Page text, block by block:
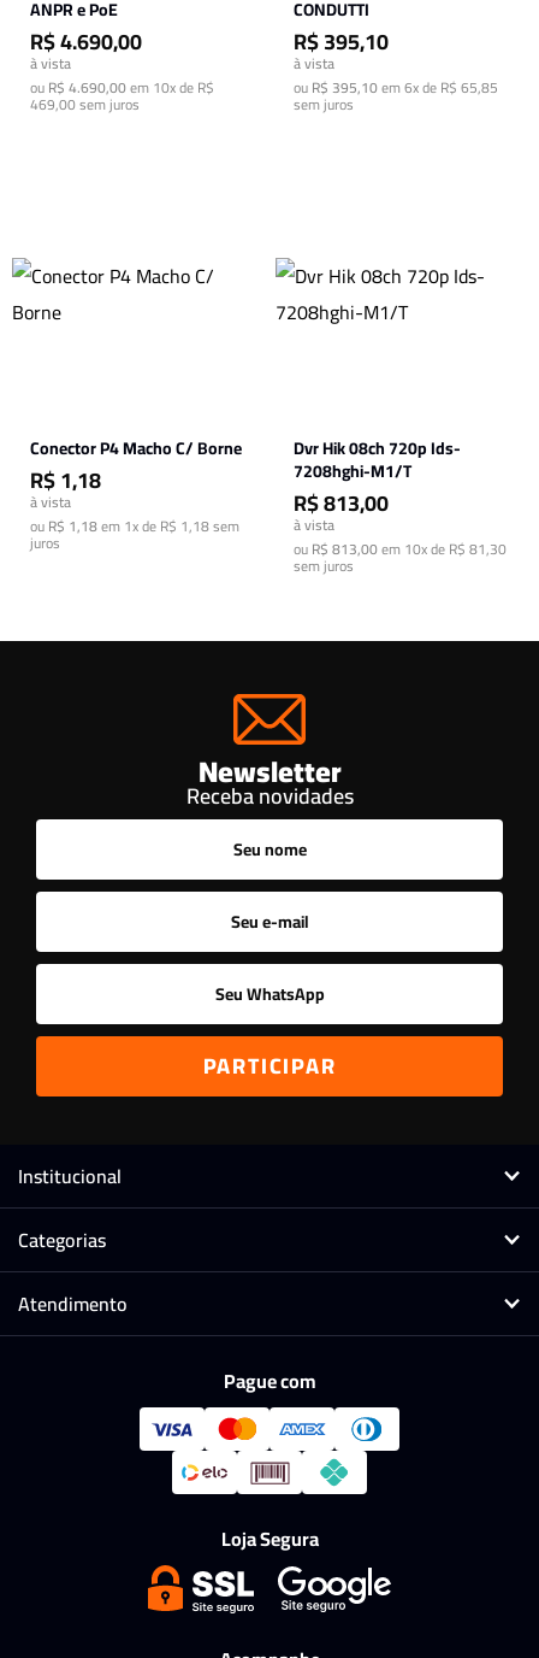
ANPR e PoE
R$ 4.690,00
à vista
ouR$ 4.690,00em10x de R$
469,00sem juros
CONDUTTI
R$ 395,10
à vista
ouR$ 395,10em6x de R$ 65,85
sem juros
Conector P4 Macho C/ Borne
R$ 1,18
à vista
ouR$ 1,18em1x de R$ 1,18sem
juros
Dvr Hik 08ch 720p Ids-
7208hghi-M1/T
R$ 813,00
à vista
ouR$ 813,00em10x de R$ 81,30
sem juros
Newsletter
Receba novidades
Institucional
Categorias
Atendimento
Pague com
Loja Segura